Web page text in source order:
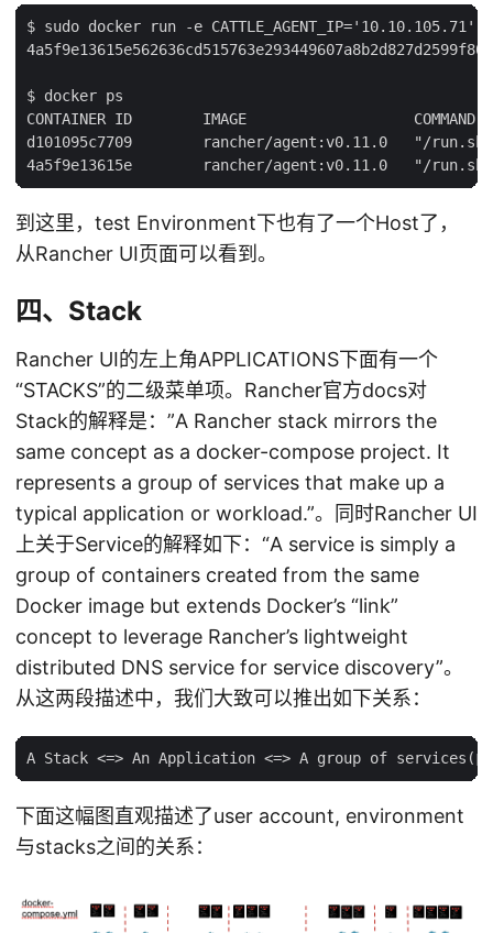
$ sudo docker run -e
$ docker ps
CONTAINER ID        IMAGE
d101095c7709        rancher/agent:v0.11.0   "/
到这里，test Environment下也有了一个Host了，
从Rancher UI页面可以看到。
四、Stack
Rancher UI的左上角APPLICATIONS下面有一个
“STACKS”的二级菜单项。Rancher官方docs对
Stack的解释是：”A Rancher stack mirrors the
same concept as a docker-compose project. It
represents a group of services that make up a
typical application or workload.”。同时Rancher UI
上关于Service的解释如下：“A service is simply a
group of containers created from the same
Docker image but extends Docker’s “link”
concept to leverage Rancher’s lightweight
distributed DNS service for service discovery”。
从这两段描述中，我们大致可以推出如下关系：
下面这幅图直观描述了user account, environment
与stacks之间的关系：